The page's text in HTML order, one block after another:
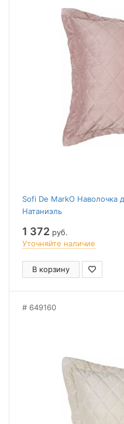
Sofi De MarkO Наволочка
Натаниэль
1 372 руб.
Уточняйте наличие
В корзину
649160